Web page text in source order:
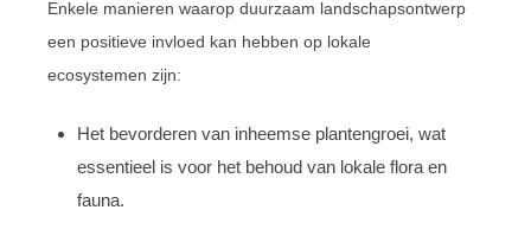
Enkele manieren waarop duurzaam landschapsontwerp
een positieve invloed kan hebben op lokale
ecosystemen zijn:
Het bevorderen van inheemse plantengroei, wat
essentieel is voor het behoud van lokale flora en
fauna.